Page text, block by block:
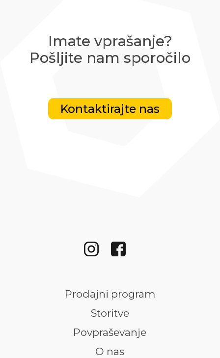
Imate vprašanje?
Pošljite nam sporočilo
Kontaktirajte nas
Prodajni program
Storitve
Povpraševanje
O nas